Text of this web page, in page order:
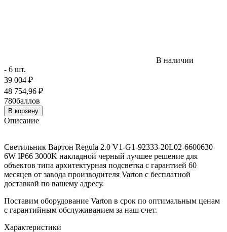
В наличии
- 6 шт.
39 004 ₽
48 754,96 ₽
780баллов
В корзину
Описание
Светильник Вартон Regula 2.0 V1-G1-92333-20L02-6600630
6W IP66 3000K накладной черный лучшее решение для
объектов типа архитектурная подсветка с гарантией 60
месяцев от завода производителя Varton с бесплатной
доставкой по вашему адресу.
Поставим оборудование Varton в срок по оптимальным ценам
с гарантийным обслуживанием за наш счет.
Характеристики